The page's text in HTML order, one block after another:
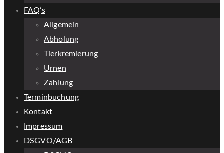
FAQ’s
Allgemein
Abholung
Tierkremierung
Urnen
Zahlung
Terminbuchung
Kontakt
Impressum
DSGVO/AGB